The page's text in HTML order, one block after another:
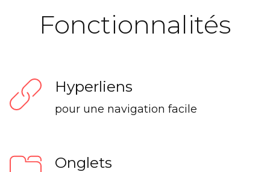
Fonctionnalités
Hyperliens
pour une navigation facile
Onglets